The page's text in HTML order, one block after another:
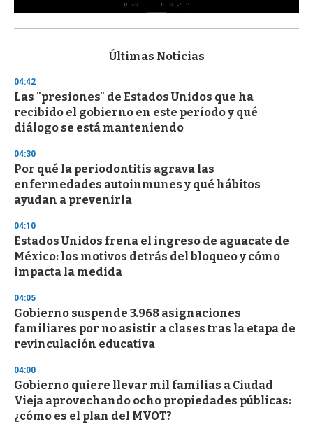
s
d
s
o
f
3
s
e
c
o
n
Últimas Noticias
04:42
Las "presiones" de Estados Unidos que ha
recibido el gobierno en este período y qué
diálogo se está manteniendo
04:30
Por qué la periodontitis agrava las
enfermedades autoinmunes y qué hábitos
ayudan a prevenirla
04:10
Estados Unidos frena el ingreso de aguacate de
México: los motivos detrás del bloqueo y cómo
impacta la medida
04:05
Gobierno suspende 3.968 asignaciones
familiares por no asistir a clases tras la etapa de
revinculación educativa
04:00
Gobierno quiere llevar mil familias a Ciudad
Vieja aprovechando ocho propiedades públicas:
¿cómo es el plan del MVOT?